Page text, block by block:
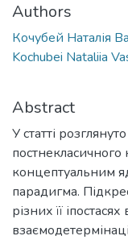
Authors
Кочубей Наталія
Kochubei Nataliia
Abstract
У статті
концептуальним
парадигма.
різних її